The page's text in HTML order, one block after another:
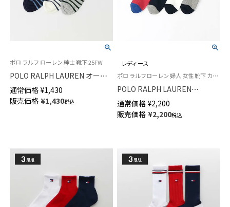
ポロ ラルフ ローレン 紳士 靴下 25FW
POLO RALPH LAUREN オーガ
ニックコットン混 ボーダー ポ
ロポニー刺しゅう スニーカー丈
ソックス メンズ 【25-27cm】
通常価格 ¥1,430
販売価格 ¥1,430税込
レディース
ポロ ラルフローレン 婦人 女性 靴下 カジュアル 2025FW
POLO RALPH LAUREN
NAUTICAL BEAR ポロベア刺し
ゅう オーガニックコットン混
日本製 クルー丈 カジュアル ソ
通常価格 ¥2,200
販売価格 ¥2,200税込